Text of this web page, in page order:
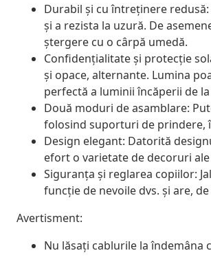
Durabil și cu întreținere
și a rezista la uzură. De
ștergere cu o cârpă umedă.
Confidențialitate și protecție
și opace, alternante. Lumina
perfectă a luminii încăperii de
Două moduri de asamblare:
folosind suporturi de prindere,
Design elegant: Datorită
efort o varietate de decoruri
Siguranța și reglarea copiilor:
funcție de nevoile dvs. și are,
Avertisment:
Nu lăsați cablurile la